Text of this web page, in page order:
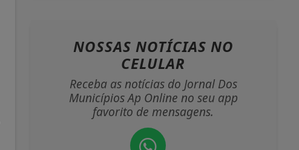
NOSSAS NOTÍCIAS NO
CELULAR
Receba as notícias do Jornal Dos
Municípios Ap Online no seu app
favorito de mensagens.